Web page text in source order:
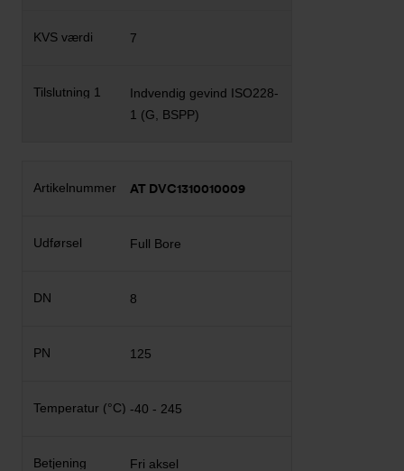
7
Indvendig gevind ISO228-
1 (G, BSPP)
AT DVC1310010009
Full Bore
8
125
-40 - 245
Fri aksel